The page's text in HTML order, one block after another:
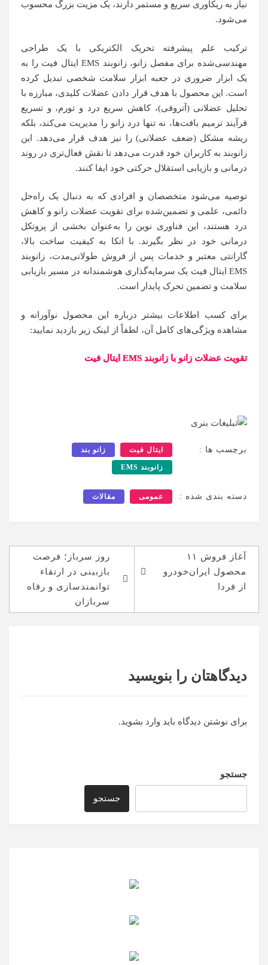
نیاز به ریکاوری سریع و مستمر دارند، یک مزیت بزرگ محسوب
می‌شود.
ترکیب علم پیشرفته تحریک الکتریکی با یک طراحی
مهندسی‌شده برای مفصل زانو، زانوبند EMS ایتال فیت را به
یک ابزار ضروری در جعبه ابزار سلامت شخصی تبدیل کرده
است. این محصول با هدف قرار دادن عضلات کلیدی، مبارزه با
تحلیل عضلانی (آتروفی)، کاهش سریع درد و تورم، و تسریع
فرآیند ترمیم بافت‌ها، نه تنها درد زانو را مدیریت می‌کند، بلکه
ریشه مشکل (ضعف عضلانی) را نیز هدف قرار می‌دهد. این
زانوبند به کاربران خود قدرت می‌دهد تا نقش فعال‌تری در روند
درمانی و بازیابی استقلال حرکتی خود ایفا کنند.
توصیه می‌شود متخصصان و افرادی که به دنبال یک راه‌حل
دائمی، علمی و تضمین‌شده برای تقویت عضلات زانو و کاهش
درد هستند، این فناوری نوین را به‌عنوان بخشی از پروتکل
درمانی خود در نظر بگیرند. با اتکا به کیفیت ساخت بالا،
گارانتی معتبر و خدمات پس از فروش طولانی‌مدت، زانوبند
EMS ایتال فیت یک سرمایه‌گذاری هوشمندانه در مسیر بازیابی
سلامت و تضمین تحرک پایدار است.
برای کسب اطلاعات بیشتر درباره این محصول نوآورانه و
مشاهده ویژگی‌های کامل آن، لطفاً از لینک زیر بازدید نمایید:
تقویت عضلات زانو با زانوبند EMS ایتال فیت
برچسب ها : ایتال فیت زانو بند
زانوبند EMS
دسته بندی شده : عمومی مقالات
راهبری
نوشته
روز سرباز؛ فرصت
بازبینی در ارتقاء
توانمندسازی و رفاه
سربازان
آغاز فروش ۱۱
محصول ایران‌خودرو
از فردا
دیدگاهتان را بنویسید
برای نوشتن دیدگاه باید وارد بشوید.
جستجو
جستجو